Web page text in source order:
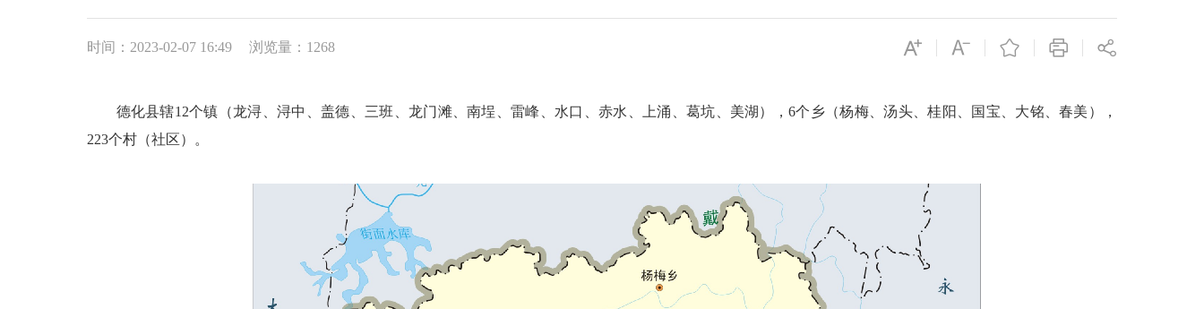
时间：2023-02-07 16:49 浏览量： 1268
德化县辖12个镇（龙浔、浔中、盖德、三班、龙门滩、南埕、雷峰、水口、赤水、上涌、葛坑、美湖），6个乡（杨梅、汤头、桂阳、国宝、大铭、春美），
223个村（社区）。